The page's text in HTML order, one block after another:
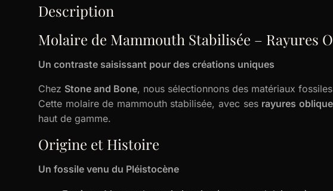
Description
Molaire de Mammouth Stabilisée – Rayures
Un contraste saisissant pour des créations uniques
Chez Stone and Bone, nous sélectionnons des matériaux
Cette molaire de mammouth stabilisée, avec ses rayures
haut de gamme.
Origine et Histoire
Un fossile venu du Pléistocène